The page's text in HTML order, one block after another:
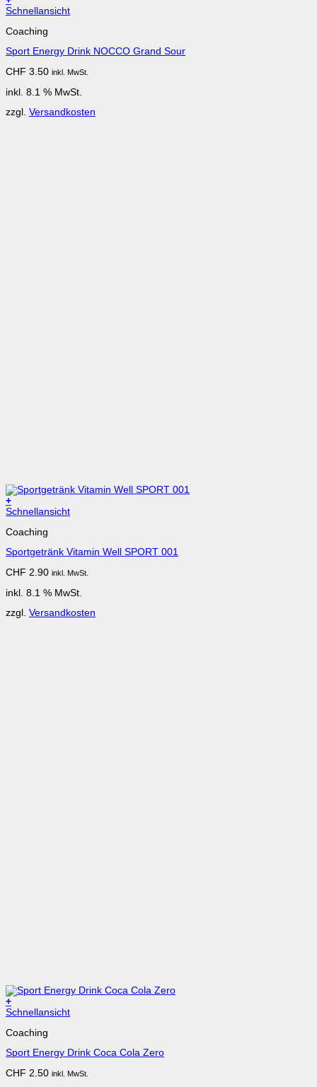
Schnellansicht
Coaching
Sport Energy Drink NOCCO Grand Sour
CHF 3.50 inkl. MwSt.
inkl. 8.1 % MwSt.
zzgl. Versandkosten
+
Schnellansicht
Coaching
Sportgetränk Vitamin Well SPORT 001
CHF 2.90 inkl. MwSt.
inkl. 8.1 % MwSt.
zzgl. Versandkosten
+
Schnellansicht
Coaching
Sport Energy Drink Coca Cola Zero
CHF 2.50 inkl. MwSt.